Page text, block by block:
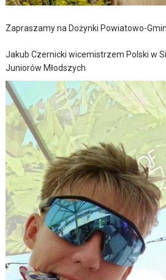
Zapraszamy na Dożynki Powiatowo-
Jakub Czernicki wicemistrzem Polski w
Juniorów Młodszych